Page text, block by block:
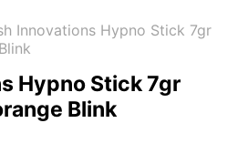
Innovations Hypno Stick 7gr
Hypno Stick 7gr
Blink